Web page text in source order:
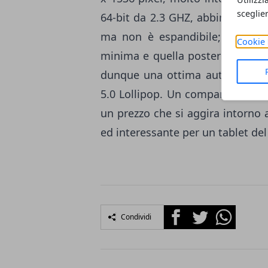
Cookie
64-bit da 2.3 GHZ, abbinato a 2
ma non è espandibile; due le
minima e quella posteriore da
dunque una ottima
5.0 Lollipop. Un comparto
un prezzo che si aggira intorno
ed interessante per un tablet
Condividi FacebookTwitterWhatsapp